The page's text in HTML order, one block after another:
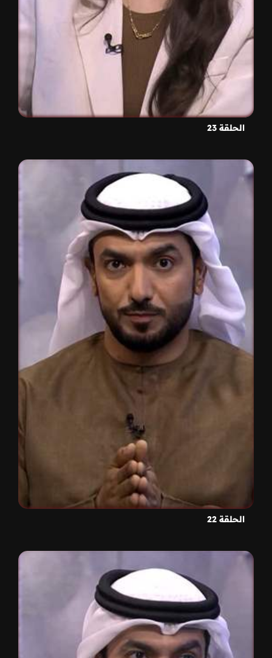
الحلقة 23
الحلقة 22